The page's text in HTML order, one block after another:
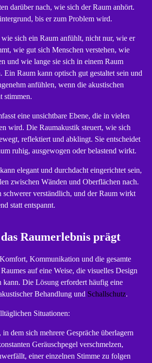
darüber nach, wie sich der Raum anhört.
bis er zum Problem wird.
wie sich ein Raum anfühlt, nicht nur, wie er
wie gut sich Menschen verstehen, wie
und wie lange sie sich in einem Raum
Ein Raum kann optisch gut gestaltet sein und
anfühlen, wenn die akustischen
stimmen.
eine unsichtbare Ebene, die in vielen
wird. Die Raumakustik steuert, wie sich
reflektiert und abklingt. Sie entscheidet
ruhig, ausgewogen oder belastend wirkt.
elegant und durchdacht eingerichtet sein,
zwischen Wänden und Oberflächen nach.
schwerer verständlich, und der Raum wirkt
statt entspannt.
Raumerlebnis prägt
Kommunikation und die gesamte
auf eine Weise, die visuelles Design
kann. Die Lösung erfordert häufig eine
Behandlung und Schallschutz.
Situationen:
in dem sich mehrere Gespräche überlagern
Geräuschpegel verschmelzen,
einer einzelnen Stimme zu folgen